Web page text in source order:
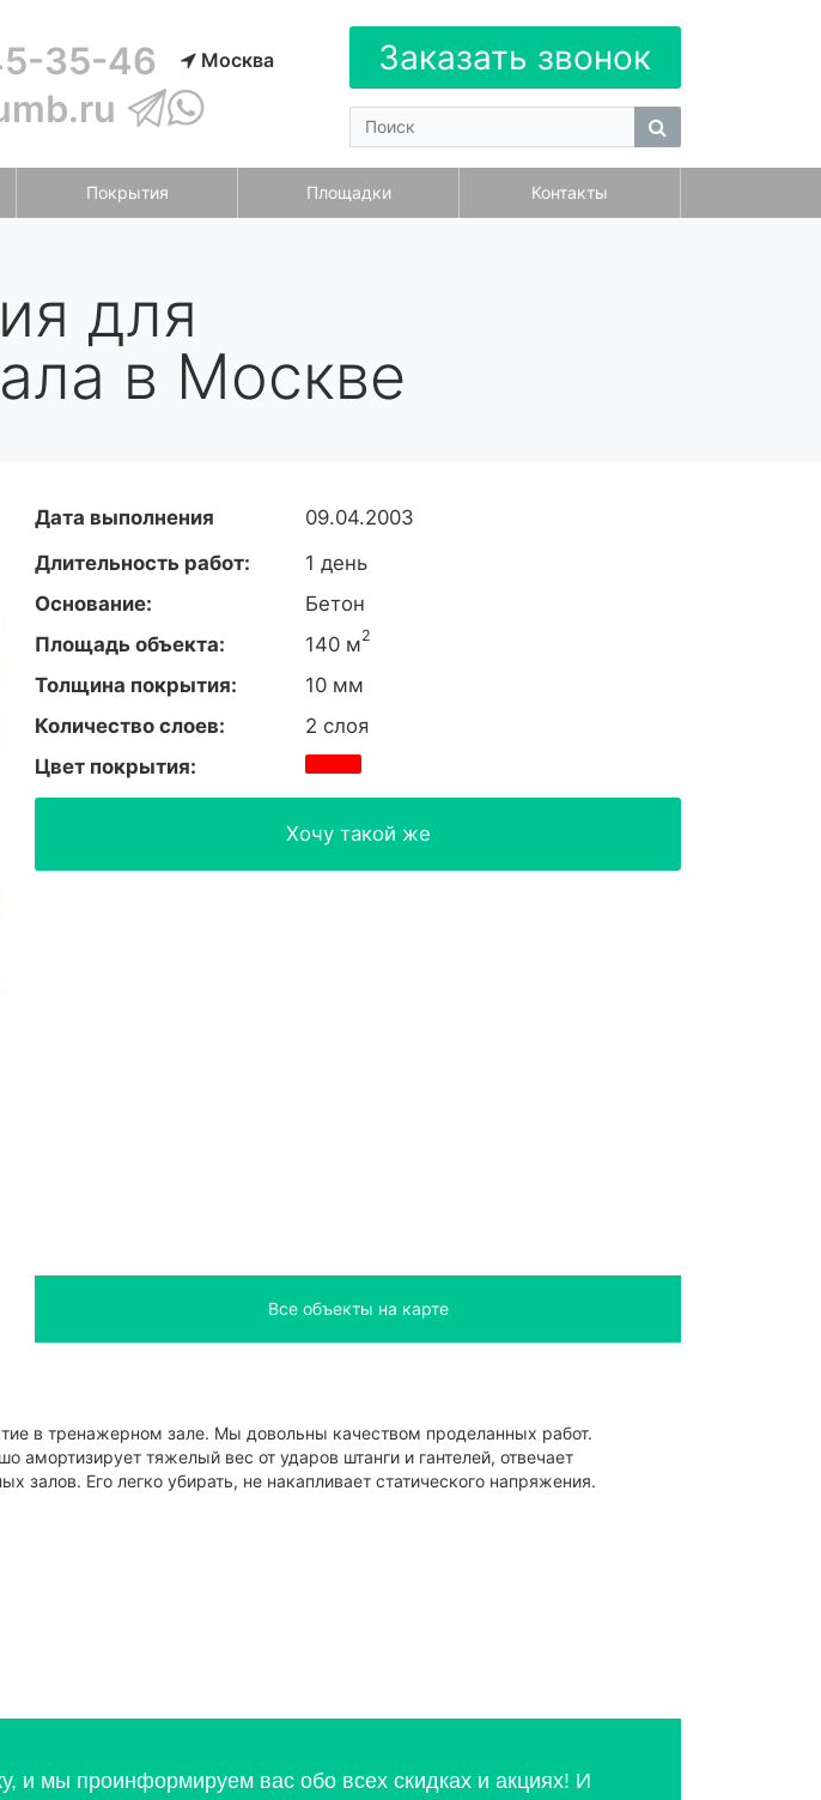
35-46 Москва Заказать звонок
Покрытия Площадки Контакты
для
в Москве
Дата выполнения
09.04.2003
Длительность работ:
1 день
Основание:
Бетон
Площадь объекта:
140 м2
Толщина покрытия:
10 мм
Количество слоев:
2 слоя
Цвет покрытия:
Хочу такой же
Все объекты на карте
в тренажерном зале. Мы довольны качеством проделанных работ.
тяжелый вес от ударов штанги и гантелей, отвечает
залов. Его легко убирать, не накапливает статического напряжения.
и мы проинформируем вас обо всех скидках и акциях! И